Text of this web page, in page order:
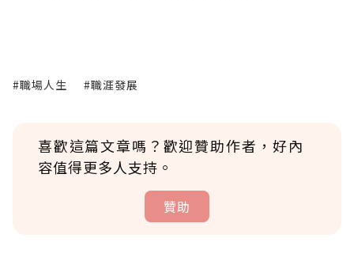
#職場人生 #職涯發展
喜歡這篇文章嗎？歡迎贊助作者，好內
容值得更多人支持。
贊助